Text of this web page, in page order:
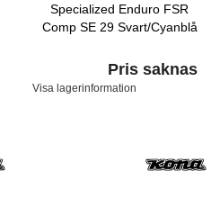
Specialized Enduro FSR
Comp SE 29 Svart/Cyanblå
Pris saknas
Visa lagerinformation